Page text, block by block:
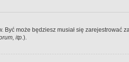
może będziesz musiał się
itp.).